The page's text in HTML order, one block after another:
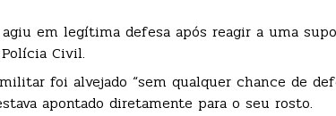
em legítima defesa após reagir a uma
Civil.
foi alvejado “sem qualquer chance de
apontado diretamente para o seu rosto.